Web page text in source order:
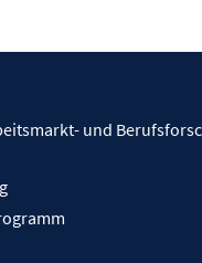
und